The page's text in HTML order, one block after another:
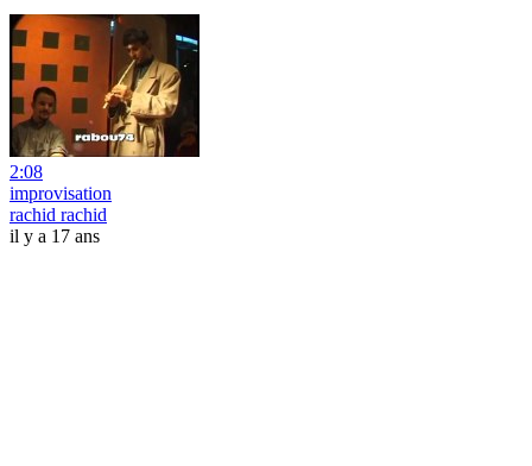
2:08
improvisation
rachid rachid
il y a 17 ans